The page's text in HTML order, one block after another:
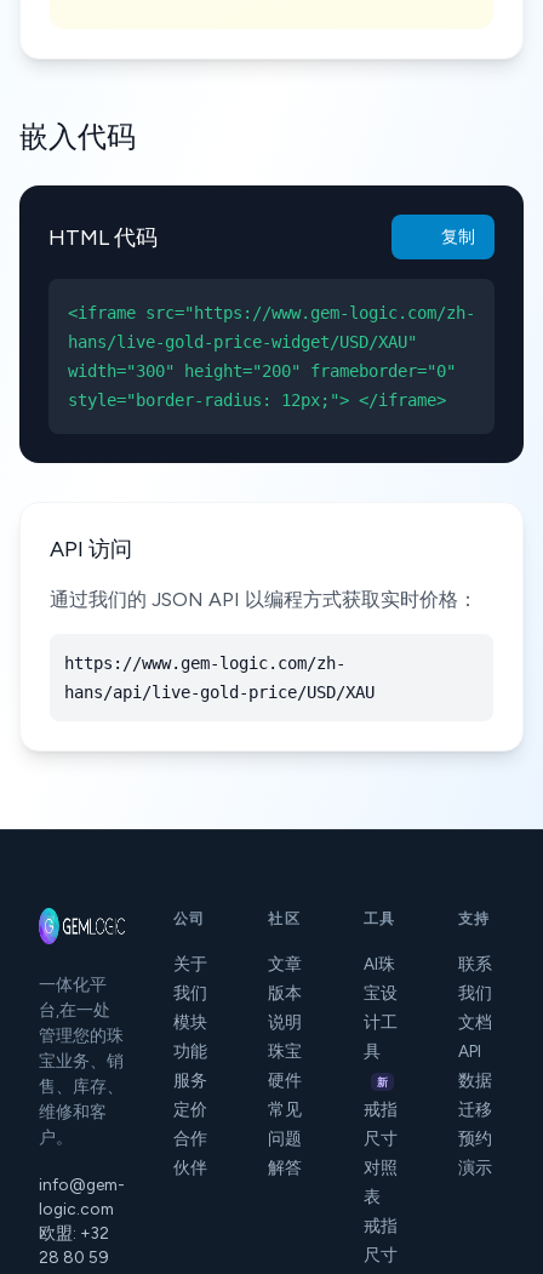
嵌入代码
HTML 代码 复制
<iframe src="https://www.gem-logic.com/zh-
hans/live-gold-price-widget/USD/XAU"
width="300" height="200" frameborder="0"
style="border-radius: 12px;"> </iframe>
API 访问
通过我们的 JSON API 以编程方式获取实时价格：
https://www.gem-logic.com/zh-
hans/api/live-gold-price/USD/XAU
一体化平
台,在一处
管理您的珠
宝业务、销
售、库存、
维修和客
户。
info@gem-
logic.com
欧盟: +32
28 80 59
公司
关于
我们
模块
功能
服务
定价
合作
伙伴
社区
文章
版本
说明
珠宝
硬件
常见
问题
解答
工具
AI珠
宝设
计工
具
新
戒指
尺寸
对照
表
戒指
尺寸
支持
联系
我们
文档
API
数据
迁移
预约
演示